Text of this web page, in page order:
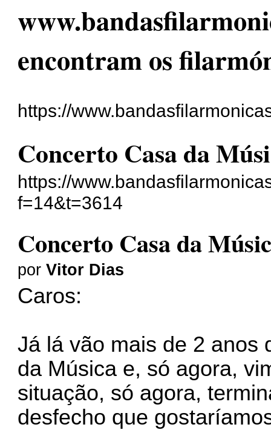
encontram os
https://
Concerto Casa da
https://
f=14&t=3614
Concerto Casa da
porVitor Dias
Caros:
Já lá vão mais de 2 anos
da Música e, só agora,
situação, só agora,
desfecho que